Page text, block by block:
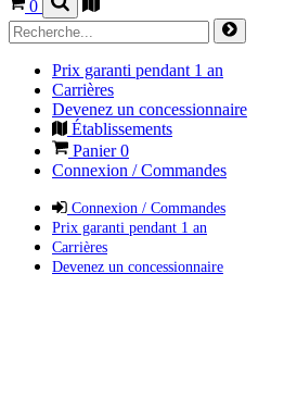
0
Prix garanti pendant 1 an
Carrières
Devenez un concessionnaire
Établissements
Panier0
Connexion / Commandes
Connexion / Commandes
Prix garanti pendant 1 an
Carrières
Devenez un concessionnaire